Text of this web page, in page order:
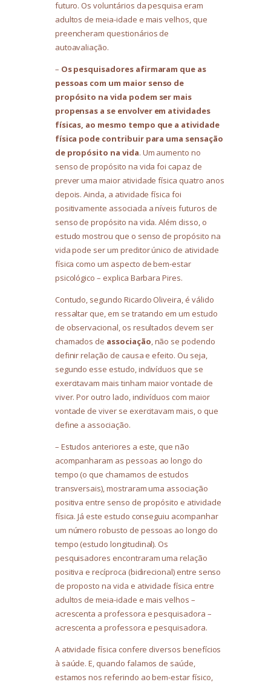
futuro. Os voluntários da pesquisa eram
adultos de meia-idade e mais velhos, que
preencheram questionários de
autoavaliação.
– Os pesquisadores afirmaram que as
pessoas com um maior senso de
propósito na vida podem ser mais
propensas a se envolver em atividades
físicas, ao mesmo tempo que a atividade
física pode contribuir para uma sensação
de propósito na vida. Um aumento no
senso de propósito na vida foi capaz de
prever uma maior atividade física quatro anos
depois. Ainda, a atividade física foi
positivamente associada a níveis futuros de
senso de propósito na vida. Além disso, o
estudo mostrou que o senso de propósito na
vida pode ser um preditor único de atividade
física como um aspecto de bem-estar
psicológico – explica Barbara Pires.
Contudo, segundo Ricardo Oliveira, é válido
ressaltar que, em se tratando em um estudo
de observacional, os resultados devem ser
chamados de associação, não se podendo
definir relação de causa e efeito. Ou seja,
segundo esse estudo, indivíduos que se
exercitavam mais tinham maior vontade de
viver. Por outro lado, indivíduos com maior
vontade de viver se exercitavam mais, o que
define a associação.
– Estudos anteriores a este, que não
acompanharam as pessoas ao longo do
tempo (o que chamamos de estudos
transversais), mostraram uma associação
positiva entre senso de propósito e atividade
física. Já este estudo conseguiu acompanhar
um número robusto de pessoas ao longo do
tempo (estudo longitudinal). Os
pesquisadores encontraram uma relação
positiva e recíproca (bidirecional) entre senso
de proposto na vida e atividade física entre
adultos de meia-idade e mais velhos –
acrescenta a professora e pesquisadora –
acrescenta a professora e pesquisadora.
A atividade física confere diversos benefícios
à saúde. E, quando falamos de saúde,
estamos nos referindo ao bem-estar físico,